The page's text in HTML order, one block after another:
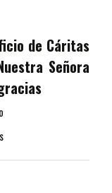
de Cáritas
Señora